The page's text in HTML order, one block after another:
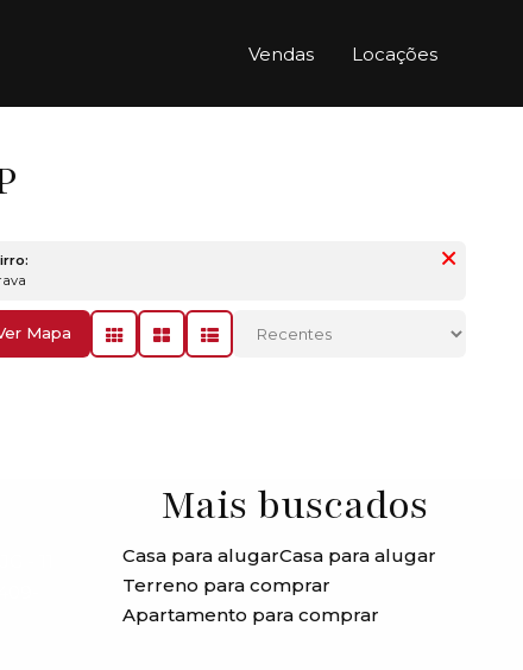
Locações
Vendas
Mapa
Mais buscados
Casa para alugarCasa para alugar
Terreno para comprar
Apartamento para comprar